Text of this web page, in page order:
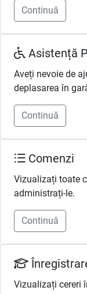
Continuă
Asistență
Aveți nevoie de
deplasarea în
Continuă
Comenzi
Vizualizați toate
administrați-le.
Continuă
Vizualizați cereri